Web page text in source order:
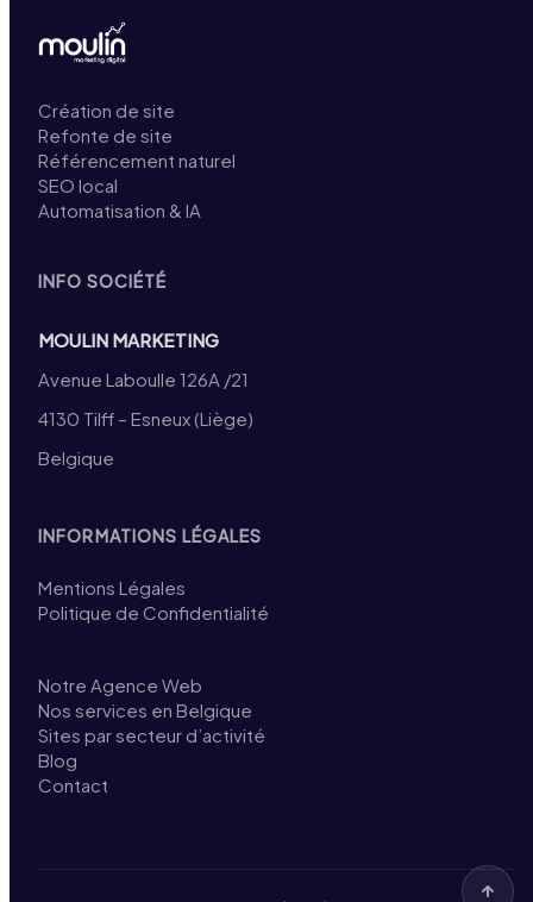
Création de site
Refonte de site
Référencement naturel
SEO local
Automatisation & IA
INFO SOCIÉTÉ
MOULIN MARKETING
Avenue Laboulle 126A /21
4130 Tilff – Esneux (Liège)
Belgique
INFORMATIONS LÉGALES
Mentions Légales
Politique de Confidentialité
Notre Agence Web
Nos services en Belgique
Sites par secteur d’activité
Blog
Contact